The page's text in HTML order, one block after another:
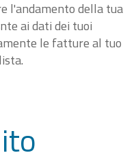
l'andamento della tua
ai dati dei tuoi
le fatture al tuo